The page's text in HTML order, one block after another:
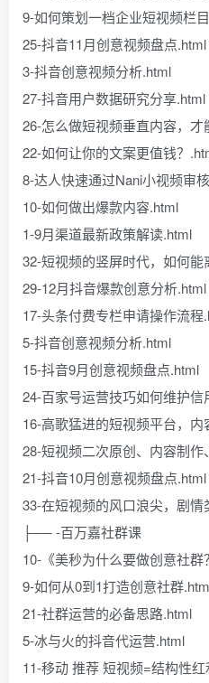
9-如何策划一档企业短视频栏
25-抖音11月创意视频盘点.html
3-抖音创意视频分析.html
27-抖音用户数据研究分享.html
26-怎么做短视频垂直内容，才
22-如何让你的文案更值钱？
8-达人快速通过Nani小视频审
10-如何做出爆款内容.html
1-9月渠道最新政策解读.html
32-短视频的竖屏时代，如何能
29-12月抖音爆款创意分析.html
17-头条付费专栏申请操作流程
5-抖音创意视频分析.html
15-抖音9月创意视频盘点.html
24-百家号运营技巧如何维护信
16-高歌猛进的短视频平台，
28-短视频二次原创、内容制
21-抖音10月创意视频盘点.html
33-在短视频的风口浪尖，剧
├── -百万嘉社群课
10-《美秒为什么要做创意社群
9-如何从0到1打造创意社群
21-社群运营的必备思路.html
5-冰与火的抖音代运营.html
11-移动 推荐 短视频=结构性